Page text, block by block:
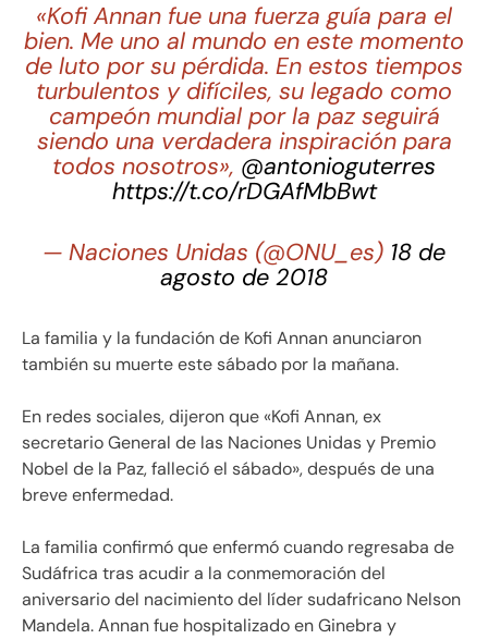
«Kofi Annan fue una fuerza guía para el
bien. Me uno al mundo en este momento
de luto por su pérdida. En estos tiempos
turbulentos y difíciles, su legado como
campeón mundial por la paz seguirá
siendo una verdadera inspiración para
todos nosotros», @antonioguterres
https://t.co/rDGAfMbBwt
— Naciones Unidas (@ONU_es) 18 de
agosto de 2018
La familia y la fundación de Kofi Annan anunciaron
también su muerte este sábado por la mañana.
En redes sociales, dijeron que «Kofi Annan, ex
secretario General de las Naciones Unidas y Premio
Nobel de la Paz, falleció el sábado», después de una
breve enfermedad.
La familia confirmó que enfermó cuando regresaba de
Sudáfrica tras acudir a la conmemoración del
aniversario del nacimiento del líder sudafricano Nelson
Mandela. Annan fue hospitalizado en Ginebra y